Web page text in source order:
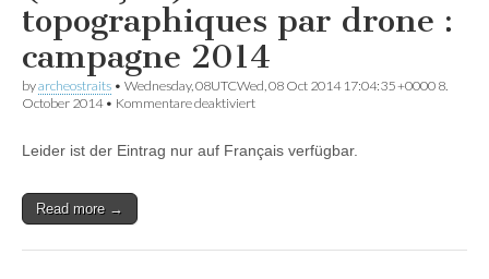
topographiques par drone :
campagne 2014
byarcheostraits • Wednesday, 08UTCWed, 08 Oct 2014 17:04:35 +0000 8.
October 2014• Kommentare deaktiviertfür
topographiques
Leider ist der Eintrag nur auf Français verfügbar.
Read more →